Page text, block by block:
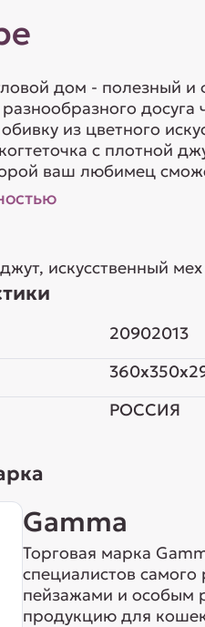
дом - полезный и
разнообразного
из цветного
с плотной
ваш любимец
искусственный мех
20902013
РОССИЯ
Gamma
Торговая марка
специалистов
пейзажами и особым
продукцию для